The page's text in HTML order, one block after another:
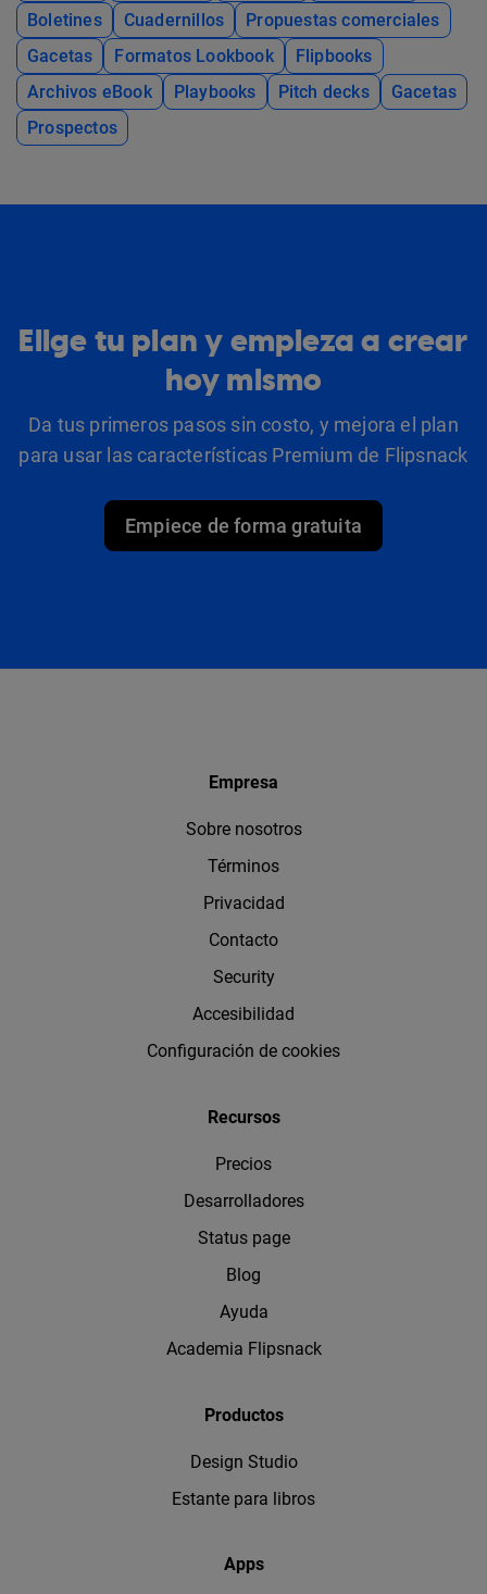
Boletines
Cuadernillos
Propuestas comerciales
Gacetas
Formatos Lookbook
Flipbooks
Archivos eBook
Playbooks Pitch decks
Gacetas
Prospectos
Elige tu plan y empieza a crear
hoy mismo
Da tus primeros pasos sin costo, y mejora el plan
para usar las características Premium de Flipsnack
Empiece de forma gratuita
Empresa
Sobre nosotros
Términos
Privacidad
Contacto
Security
Accesibilidad
Configuración de cookies
Recursos
Precios
Desarrolladores
Status page
Blog
Ayuda
Academia Flipsnack
Productos
Design Studio
Estante para libros
Apps